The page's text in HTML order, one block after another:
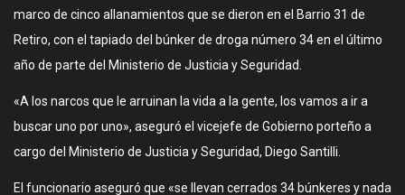
marco de cinco allanamientos que se dieron en el Barrio 31 de
Retiro, con el tapiado del búnker de droga número 34 en el último
año de parte del Ministerio de Justicia y Seguridad.
«A los narcos que le arruinan la vida a la gente, los vamos a ir a
buscar uno por uno», aseguró el vicejefe de Gobierno porteño a
cargo del Ministerio de Justicia y Seguridad, Diego Santilli.
El funcionario aseguró que «se llevan cerrados 34 búnkeres y nada